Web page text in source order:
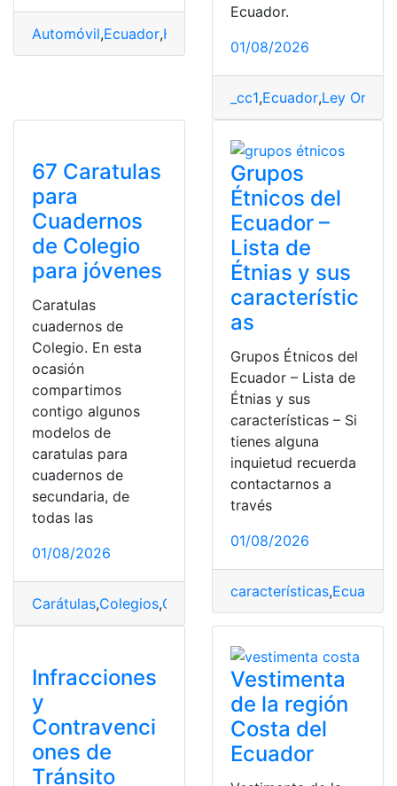
Automóvil,Ecuador,Hyundai Creta
Ecuador.
01/08/2026
_cc1,Ecuador,Ley
67 Caratulas
para
Cuadernos
de Colegio
para jóvenes
Caratulas
cuadernos de
Colegio. En esta
ocasión
compartimos
contigo algunos
modelos de
caratulas para
cuadernos de
secundaria, de
todas las
01/08/2026
Carátulas,Colegios,Creativo Ecuador
Grupos
Étnicos del
Ecuador –
Lista de
Étnias y sus
característic
as
Grupos Étnicos del
Ecuador – Lista de
Étnias y sus
características – Si
tienes alguna
inquietud recuerda
contactarnos a
través
01/08/2026
características,Ecuador
Infracciones
y
Contravenci
ones de
Tránsito
Vestimenta
de la región
Costa del
Ecuador